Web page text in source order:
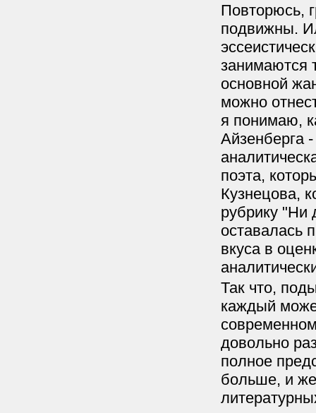
Повторюсь,
подвижны.
занимаются
основной
можно
я понимаю,
Айзенберга
поэта,
Кузнецова,
рубрику "Ни
оставалась
вкуса в
Так что,
каждый
довольно
полное
больше, и